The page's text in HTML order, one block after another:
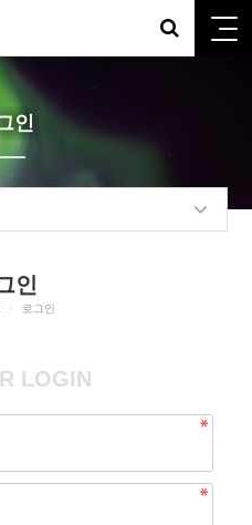
인
인
로그인
LOGIN